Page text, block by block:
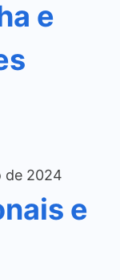
e
de 2024
e